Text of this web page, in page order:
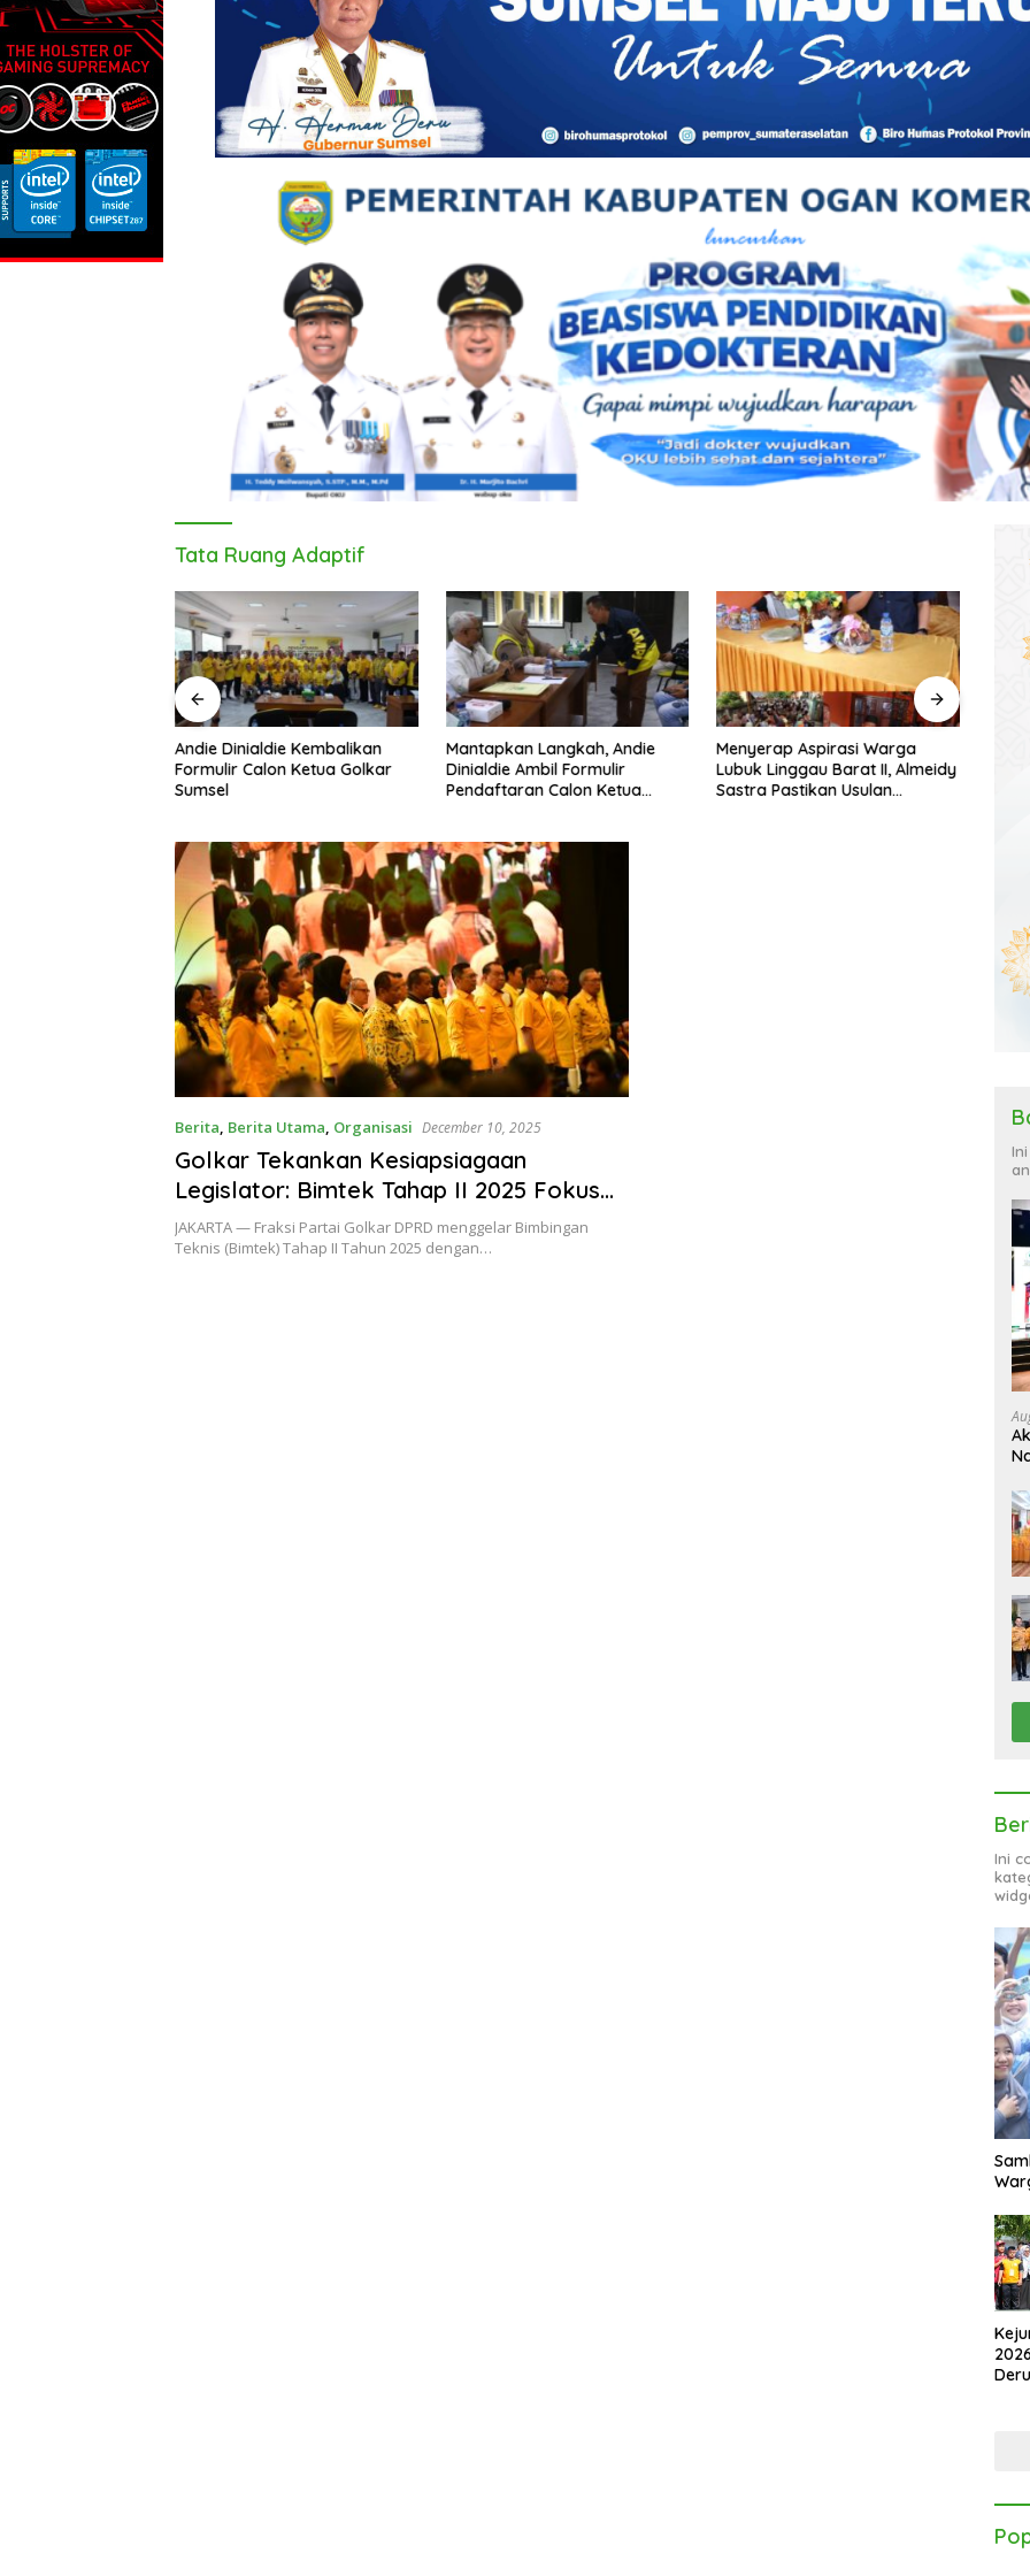
Tata Ruang Adaptif
Andie Dinialdie Kembalikan
Formulir Calon Ketua Golkar
Sumsel
Mantapkan Langkah, Andie
Dinialdie Ambil Formulir
Pendaftaran Calon Ketua
Menyerap Aspirasi Warga
Lubuk Linggau Barat II, Almeidy
Sastra Pastikan Usulan
Berita, Berita Utama, Organisasi December 10, 2025
Golkar Tekankan Kesiapsiagaan
Legislator: Bimtek Tahap II 2025 Fokus
pada Regulasi dan Mitigasi Bencana
JAKARTA — Fraksi Partai Golkar DPRD menggelar Bimbingan
Teknis (Bimtek) Tahap II Tahun 2025 dengan…
Ini